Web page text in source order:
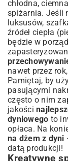
chłodna,
spiżarnia. Jeśli
luksusów,
źródeł ciepła
będzie w
nawet przez
Pamiętaj, by
pasującymi
często o nim
jakości
dyniowego to
opłaca. Na
na dżem z dyni
datą produkcji!
Kreatywne